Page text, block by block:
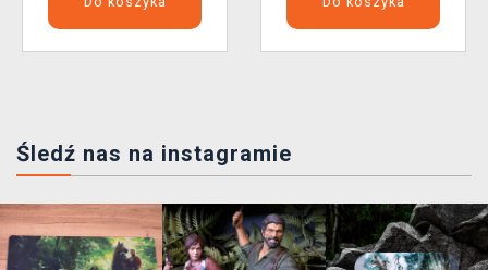
Śledź nas na instagramie